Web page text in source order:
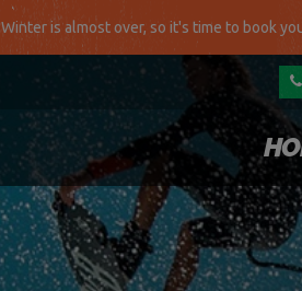
Winter is almost over, so it's time to book